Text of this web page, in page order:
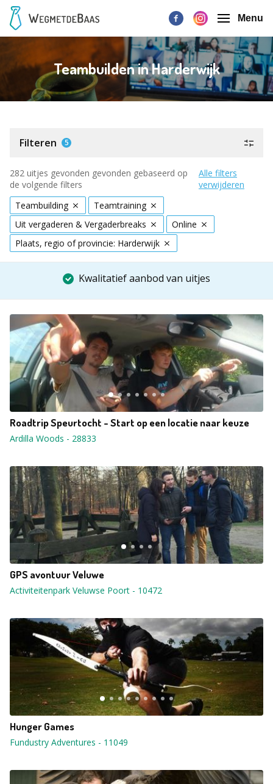
Menu
Teambuilden in Harderwijk
Filteren 5
282 uitjes gevonden gevonden gebaseerd op
de volgende filters
Alle filters
verwijderen
Teambuilding
Teamtraining
Uit vergaderen & Vergaderbreaks
Online
Plaats, regio of provincie: Harderwijk
Kwalitatief aanbod van uitjes
Roadtrip Speurtocht - Start op een locatie naar keuze
Ardilla Woods - 28833
GPS avontuur Veluwe
Activiteitenpark Veluwse Poort - 10472
Hunger Games
Fundustry Adventures - 11049